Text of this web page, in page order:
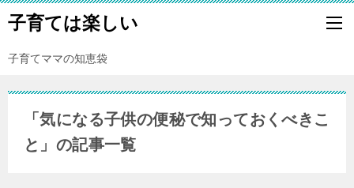
子育ては楽しい
子育てママの知恵袋
「気になる子供の便秘で知っておくべきこ
と」の記事一覧